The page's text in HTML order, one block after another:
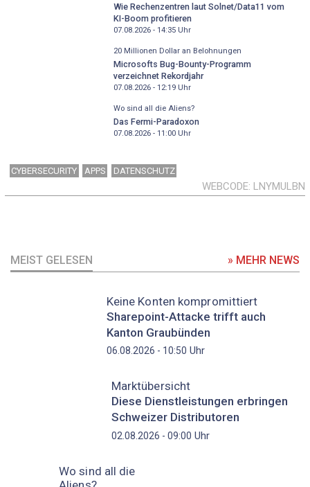
Wie Rechenzentren laut Solnet/Data11 vom
KI-Boom profitieren
07.08.2026 - 14:35Uhr
20 Millionen Dollar an Belohnungen
Microsofts Bug-Bounty-Programm
verzeichnet Rekordjahr
07.08.2026 - 12:19Uhr
Wo sind all die Aliens?
Das Fermi-Paradoxon
07.08.2026 - 11:00Uhr
CYBERSECURITY APPS DATENSCHUTZ
WEBCODE LNYMULBN
MEIST GELESEN » MEHR NEWS
Keine Konten kompromittiert
Sharepoint-Attacke trifft auch
Kanton Graubünden
06.08.2026 - 10:50 Uhr
Marktübersicht
Diese Dienstleistungen erbringen
Schweizer Distributoren
02.08.2026 - 09:00 Uhr
Wo sind all die